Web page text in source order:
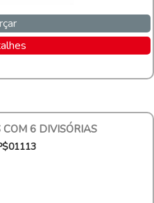
COM 6 DIVISÓRIAS